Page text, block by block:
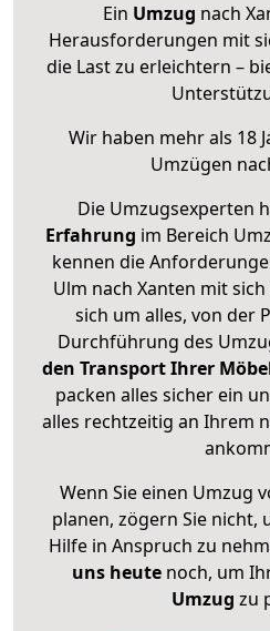
Ein Umzug nach
Herausforderungen mit
die Last zu erleichtern –
Wir haben mehr als 18
Umzügen
Die Umzugsexperten
Erfahrung im Bereich
kennen die
Ulm nach Xanten mit
sich um alles, von der
Durchführung des
den Transport Ihrer
packen alles sicher ein
alles rechtzeitig an Ihrem
Wenn Sie einen Umzug
planen, zögern Sie nicht,
Hilfe in Anspruch zu
uns heutenoch, um
Umzug zu